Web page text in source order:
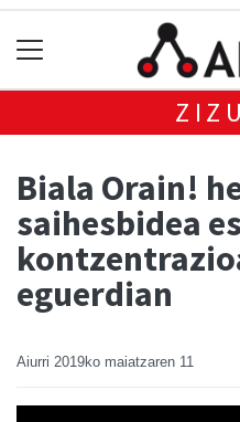
Biala Orain!
saihesbidea
eguerdian
Aiurri 2019ko maiatzaren 11